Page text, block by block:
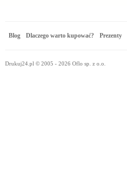
Blog Dlaczego warto kupować? Prezenty
Drukuj24.pl © 2005 - 2026 Oflo sp. z o.o.